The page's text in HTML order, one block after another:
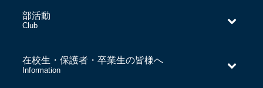
部活動
–
Club
在校生・保護者・卒業生の皆様へ
–
Information